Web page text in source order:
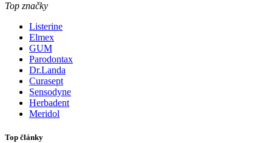
Top značky
Listerine
Elmex
GUM
Parodontax
Dr.Landa
Curasept
Sensodyne
Herbadent
Meridol
Top články